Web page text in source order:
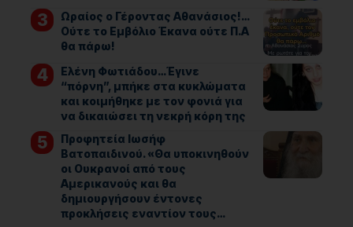
Ωραίος ο Γέροντας Αθανάσιος!…
Ούτε το Εμβόλιο Έκανα ούτε Π.Α
θα πάρω!
Ελένη Φωτιάδου…Έγινε
“πόρνη”, μπήκε στα κυκλώματα
και κοιμήθηκε με τον φονιά για
να δικαιώσει τη νεκρή κόρη της
Προφητεία Ιωσήφ
Βατοπαιδινού. «Θα υποκινηθούν
οι Ουκρανοί από τους
Αμερικανούς και θα
δημιουργήσουν έντονες
προκλήσεις εναντίον τους…